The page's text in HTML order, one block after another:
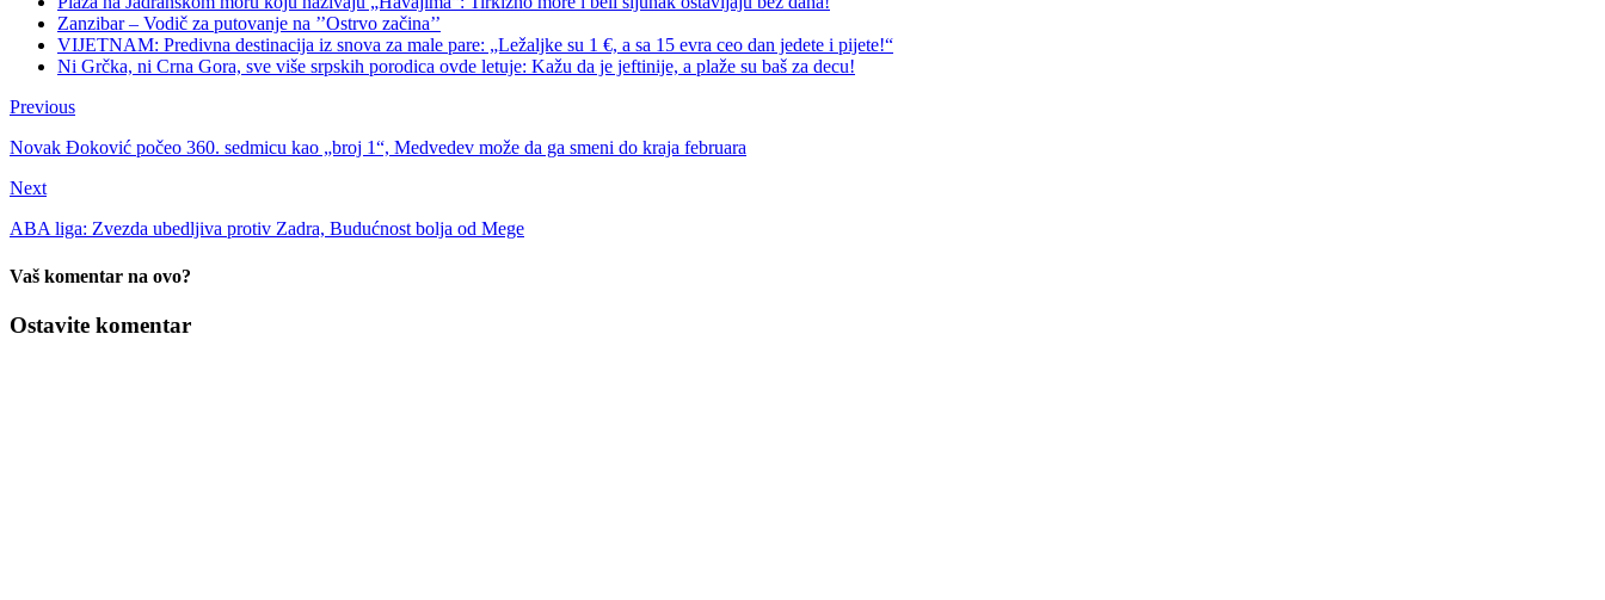
Zanzibar – Vodič za putovanje na ’’Ostrvo začina’’
VIJETNAM: Predivna destinacija iz snova za male pare: „Ležaljke su 1 €, a sa 15 evra ceo dan jedete i pijete!“
Ni Grčka, ni Crna Gora, sve više srpskih porodica ovde letuje: Kažu da je jeftinije, a plaže su baš za decu!
Previous
Novak Đoković počeo 360. sedmicu kao „broj 1“, Medvedev može da ga smeni do kraja februara
Next
ABA liga: Zvezda ubedljiva protiv Zadra, Budućnost bolja od Mege
Vaš komentar na ovo?
Ostavite komentar